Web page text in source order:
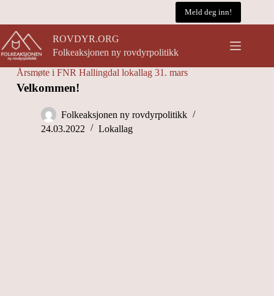
innholdet
Meld deg inn!
ROVDYR.ORG
Folkeaksjonen ny rovdyrpolitikk
Årsmøte i FNR Hallingdal lokallag 31. mars
Velkommen!
Folkeaksjonen ny rovdyrpolitikk
24.03.2022
Lokallag